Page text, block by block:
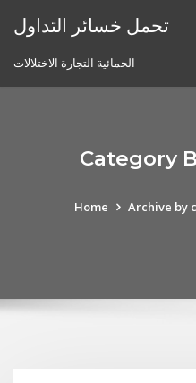
تحمل خسائر التداول
الحمائية التجارة الاختلالات
Category
Home Archive by